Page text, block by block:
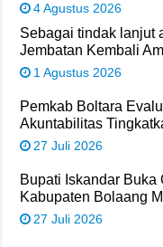
4 Agustus 2026
Sebagai tindak lanjut
Jembatan Kembali
1 Agustus 2026
Pemkab Boltara
Akuntabilitas
27 Juli 2026
Bupati Iskandar Buka
Kabupaten Bolaang
27 Juli 2026